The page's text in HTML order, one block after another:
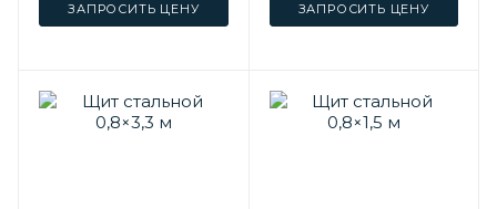
ЗАПРОСИТЬ ЦЕНУ ЗАПРОСИТЬ ЦЕНУ